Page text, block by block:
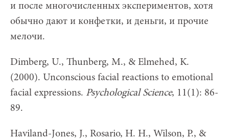
и после многочисленных экспериментов, хотя
обычно дают и конфетки, и деньги, и прочие
мелочи.
Dimberg, U., Thunberg, M., & Elmehed, K.
(2000). Unconscious facial reactions to emotional
facial expressions. Psychological Science, 11(1): 86-
89.
Haviland-Jones, J., Rosario, H. H., Wilson, P., &